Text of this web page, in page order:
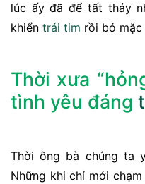
lúc ấy đã để tất thảy
khiển trái tim rồi bỏ mặc
Thời xưa
tình yêu đáng
Thời ông bà chúng ta
Những khi chỉ mới